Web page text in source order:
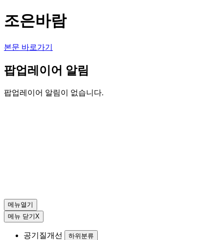
조은바람
본문 바로가기
팝업레이어 알림
팝업레이어 알림이 없습니다.
메뉴열기
메뉴 닫기X
공기질개선 하위분류